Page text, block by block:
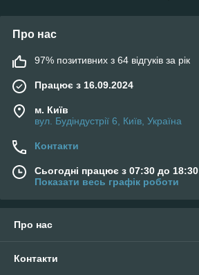
Про нас
97% позитивних з 64 відгуків за рік
Працює з 16.09.2024
м. Київ
вул. Будіндустрії 6, Київ, Україна
Контакти
Сьогодні працює з 07:30 до 18:30
Показати весь графік роботи
Про нас
Контакти